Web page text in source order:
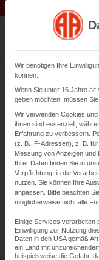
Seit über 40
gesamten Rhein-
Rohrreinigung tätig.
Kontaktieren
Wir benötigen Ihre
können.
Wenn Sie unter 16 Jahre alt
geben möchten, müssen
Wir verwenden Cookies
ihnen sind essenziell,
Erfahrung zu verbessern.
(z. B. IP-Adressen), z. B.
Messung von Anzeigen und
Ihrer Daten finden Sie in
Verpflichtung, in die
nutzen. Sie können Ihre
anpassen. Bitte beachten
möglicherweise nicht alle
Einige Services verarbeiten
Einwilligung zur Nutzung
Daten in den USA gemäß
ein Land mit
beispielsweise die Gefahr,